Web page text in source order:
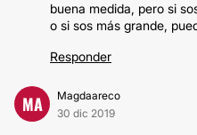
buena medida, pero si
o si sos más grande,
Responder
MA
Magdaareco
30 dic 2019